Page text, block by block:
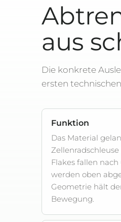
aus
Die konkrete
ersten
Funktion
Das Material
Flakes fallen
werden oben
Geometrie hält
Bewegung.